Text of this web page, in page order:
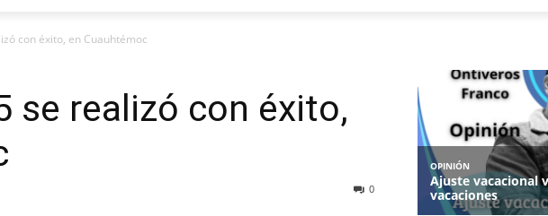
con éxito, en Cuauhtémoc
se realizó con éxito,
0